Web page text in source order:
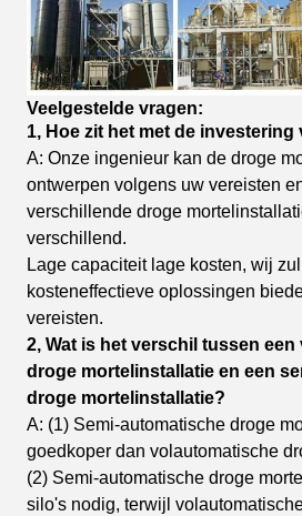
Veelgestelde vragen:
1, Hoe zit het met de
A: Onze ingenieur kan de droge
ontwerpen volgens uw vereisten
verschillende droge
verschillend.
Lage capaciteit lage kosten, wij
kosteneffectieve oplossingen
vereisten.
2, Wat is het verschil tussen
droge mortelinstallatie en een
droge mortelinstallatie?
A: (1) Semi-automatische droge
goedkoper dan volautomatische
(2) Semi-automatische droge
silo's nodig, terwijl